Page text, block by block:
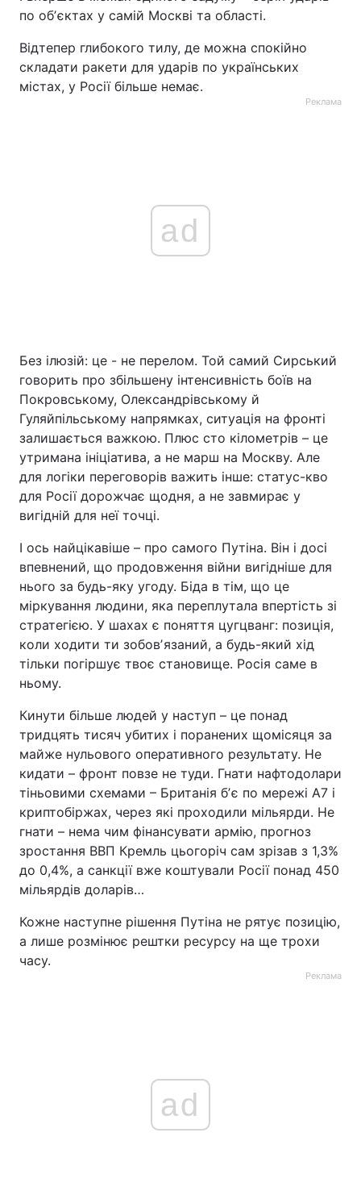
по обʼєктах у самій Москві та області.
Відтепер глибокого тилу, де можна спокійно
складати ракети для ударів по українських
містах, у Росії більше немає.
Реклама
ad
Без ілюзій: це - не перелом. Той самий Сирський
говорить про збільшену інтенсивність боїв на
Покровському, Олександрівському й
Гуляйпільському напрямках, ситуація на фронті
залишається важкою. Плюс сто кілометрів – це
утримана ініціатива, а не марш на Москву. Але
для логіки переговорів важить інше: статус-кво
для Росії дорожчає щодня, а не завмирає у
вигідній для неї точці.
І ось найцікавіше – про самого Путіна. Він і досі
впевнений, що продовження війни вигідніше для
нього за будь-яку угоду. Біда в тім, що це
міркування людини, яка переплутала впертість зі
стратегією. У шахах є поняття цугцванг: позиція,
коли ходити ти зобовʼязаний, а будь-який хід
тільки погіршує твоє становище. Росія саме в
ньому.
Кинути більше людей у наступ – це понад
тридцять тисяч убитих і поранених щомісяця за
майже нульового оперативного результату. Не
кидати – фронт повзе не туди. Гнати нафтодолари
тіньовими схемами – Британія бʼє по мережі A7 і
криптобіржах, через які проходили мільярди. Не
гнати – нема чим фінансувати армію, прогноз
зростання ВВП Кремль цьогоріч сам зрізав з 1,3%
до 0,4%, а санкції вже коштували Росії понад 450
мільярдів доларів…
Кожне наступне рішення Путіна не рятує позицію,
а лише розмінює рештки ресурсу на ще трохи
часу.
Реклама
ad